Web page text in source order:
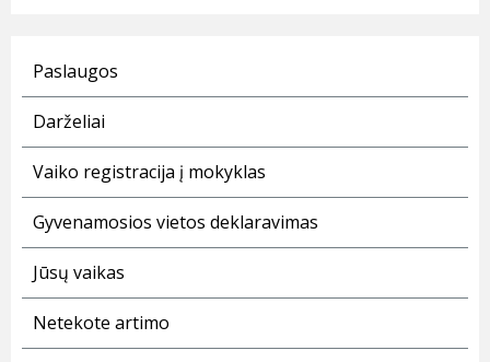
Paslaugos
Darželiai
Vaiko registracija į mokyklas
Gyvenamosios vietos deklaravimas
Jūsų vaikas
Netekote artimo